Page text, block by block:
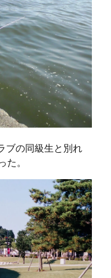
ブの同級生と別れ
。